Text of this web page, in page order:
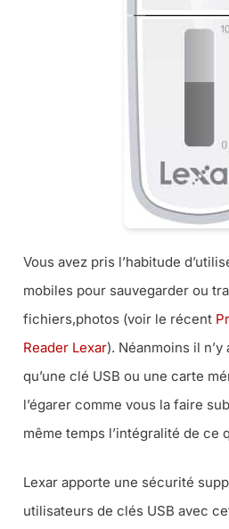
Vous avez pris l’habitude
mobiles pour sauvegarder ou
fichiers,photos (voir le récent
Reader Lexar). Néanmoins il
qu’une clé USB ou une carte
l’égarer comme vous la faire
même temps l’intégralité de ce
Lexar apporte une sécurité
utilisateurs de clés USB avec